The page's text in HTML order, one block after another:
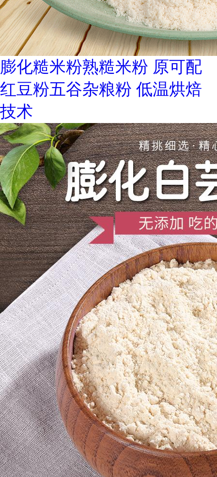
膨化糙米粉熟糙米粉 原可配
红豆粉五谷杂粮粉 低温烘焙
技术